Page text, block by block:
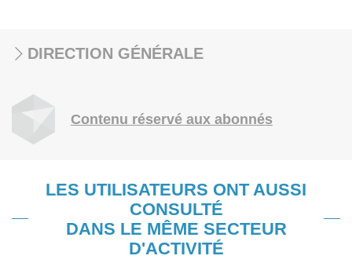
DIRECTION GÉNÉRALE
Contenu réservé aux abonnés
LES UTILISATEURS ONT AUSSI
CONSULTÉ
DANS LE MÊME SECTEUR
D'ACTIVITÉ